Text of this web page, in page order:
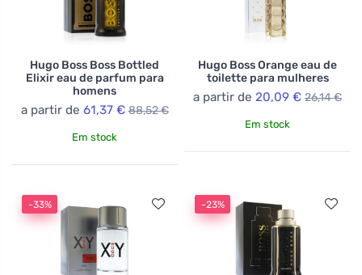
Hugo Boss Boss Bottled
Elixir eau de parfum para
homens
a partir de 61,37 € 88,52 €
Em stock
Hugo Boss Orange eau de
toilette para mulheres
a partir de 20,09 € 26,14 €
Em stock
-33% -23%